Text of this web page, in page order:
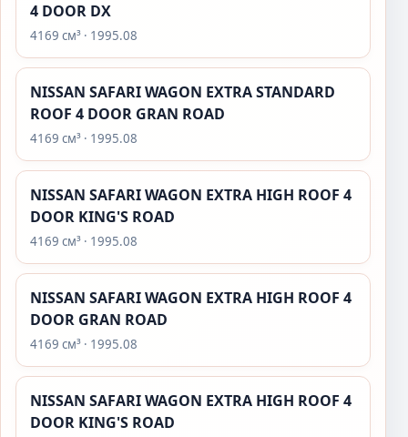
4 DOOR DX
4169 см³ · 1995.08
NISSAN SAFARI WAGON EXTRA STANDARD
ROOF 4 DOOR GRAN ROAD
4169 см³ · 1995.08
NISSAN SAFARI WAGON EXTRA HIGH ROOF 4
DOOR KING'S ROAD
4169 см³ · 1995.08
NISSAN SAFARI WAGON EXTRA HIGH ROOF 4
DOOR GRAN ROAD
4169 см³ · 1995.08
NISSAN SAFARI WAGON EXTRA HIGH ROOF 4
DOOR KING'S ROAD